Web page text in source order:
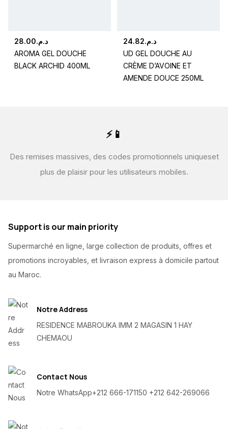
د.م.28.00
AROMA GEL DOUCHE
BLACK ARCHID 400ML
د.م.24.82
UD GEL DOUCHE AU
CRÈME D’AVOINE ET
AMENDE DOUCE 250ML
⚡📱
Des remises massives, des codes promotionnels uniqueset
plus de plaisir pour les utilisateurs mobiles.
Support is our main priority
Supermarché en ligne, large collection de produits, offres et
promotions incroyables, et livraison express à domicile partout
au Maroc.
Notre Address
RESIDENCE MABROUKA IMM 2 MAGASIN 1 HAY
CHEMAOU
Contact Nous
Notre WhatsApp+212 666-171150 +212 642-269066